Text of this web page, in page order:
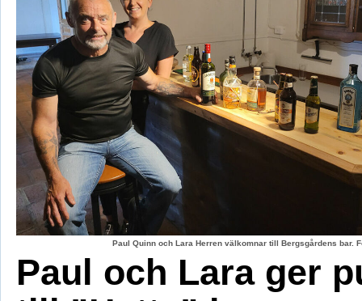
Paul Quinn och Lara Herren välkomnar till Bergsgårdens bar.
Paul och Lara ger